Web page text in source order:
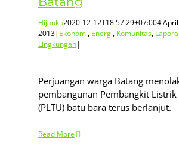
Hijauku2020-12-12T18:57:29+07:004 April
2013| Ekonomi, Energi, Komunitas,
Lingkungan|
Perjuangan warga Batang
pembangunan Pembangkit Listrik
(PLTU) batu bara terus berlanjut.
Read More